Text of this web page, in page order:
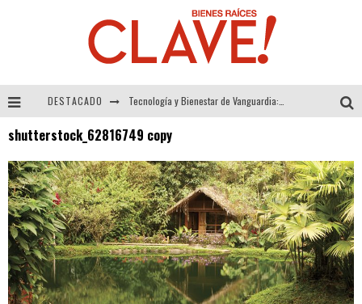
DESTACADO
Alexandra Bedoya – La Constancia detrás de La Paletería
El Despertar de la Calidez: Acabados Dorados de FV para Elevar tu Espacio
shutterstock_62816749 copy